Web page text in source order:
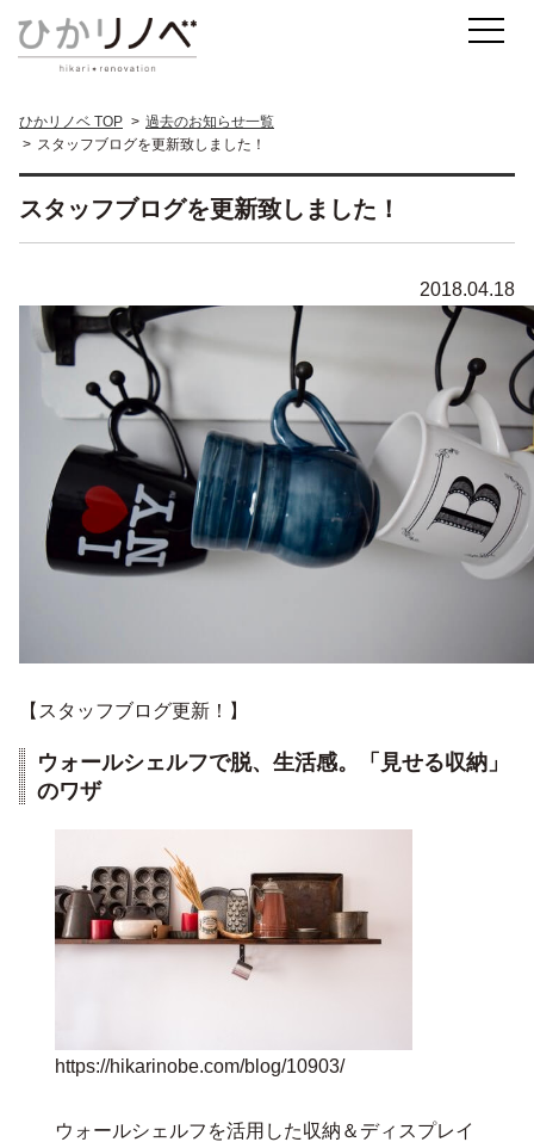
ひかリノベ TOP
過去のお知らせ一覧
スタッフブログを更新致しました！
スタッフブログを更新致しました！
2018.04.18
【スタッフブログ更新！】
ウォールシェルフで脱、生活感。「見せる収納」
のワザ
https://hikarinobe.com/blog/10903/
ウォールシェルフを活用した収納＆ディスプレイ